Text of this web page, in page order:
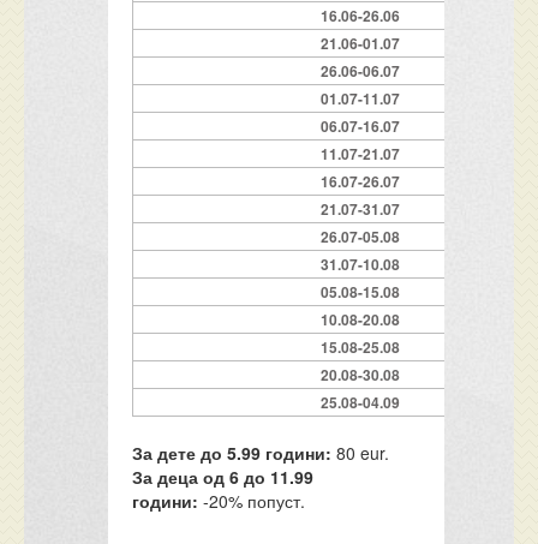
16.06-26.06
21.06-01.07
26.06-06.07
01.07-11.07
06.07-16.07
11.07-21.07
16.07-26.07
21.07-31.07
26.07-05.08
31.07-10.08
05.08-15.08
10.08-20.08
15.08-25.08
20.08-30.08
25.08-04.09
За дете до 5.99 години:80 eur.
За деца од 6 до 11.99
години:-20% попуст.